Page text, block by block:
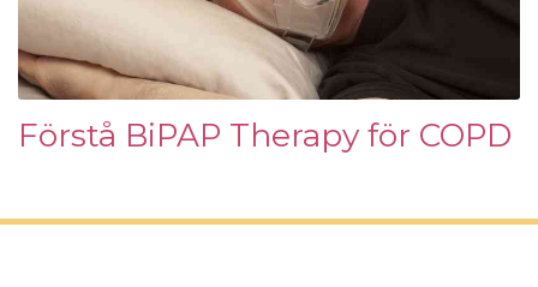
Förstå BiPAP Therapy för COPD